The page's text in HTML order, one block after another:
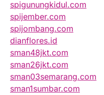
spigunungkidul.com
spijember.com
spijombang.com
dianflores.id
sman48jkt.com
sman26jkt.com
sman03semarang.com
sman1sumbar.com